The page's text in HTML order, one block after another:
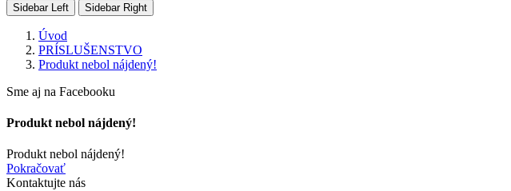
Sidebar Left Sidebar Right
Úvod
PRÍSLUŠENSTVO
Produkt nebol nájdený!
Sme aj na Facebooku
Produkt nebol nájdený!
Produkt nebol nájdený!
Pokračovať
Kontaktujte nás